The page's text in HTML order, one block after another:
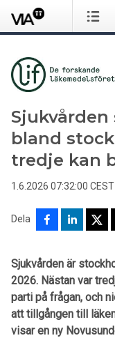
bland
tredje kan
1.6.2026 07:32:00 CEST
Dela
Sjukvården är
2026. Nästan var
parti på frågan, och
att tillgången till
visar en ny